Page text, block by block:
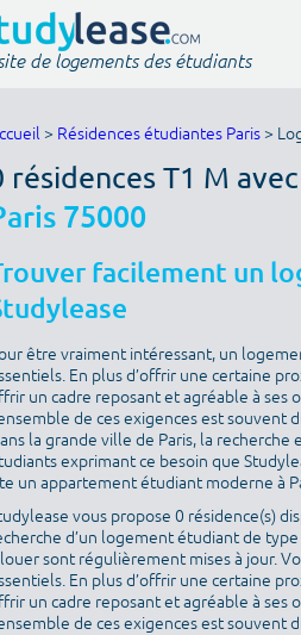
de logements des étudiants
> Résidences étudiantes Paris >
résidences T1 M
75000
facilement un
être vraiment intéressant, un
En plus d’offrir une certaine
un cadre reposant et agréable à ses
de ces exigences est souvent
la grande ville de Paris, la recherche
exprimant ce besoin que
un appartement étudiant moderne à
vous propose 0 résidence(s)
d’un logement étudiant de
sont régulièrement mises à jour.
En plus d’offrir une certaine
un cadre reposant et agréable à ses
de ces exigences est souvent